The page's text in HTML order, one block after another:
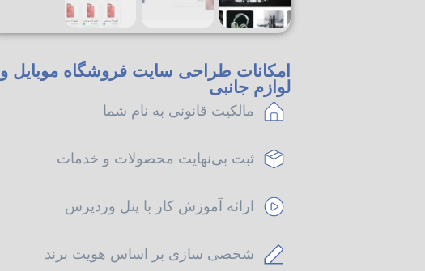
امکانات طراحی سایت فروشگاه موبایل و
لوازم جانبی
مالکیت قانونی به نام شما
ثبت بی‌نهایت محصولات و خدمات
ارائه آموزش کار با پنل وردپرس
شخصی سازی بر اساس هویت برند